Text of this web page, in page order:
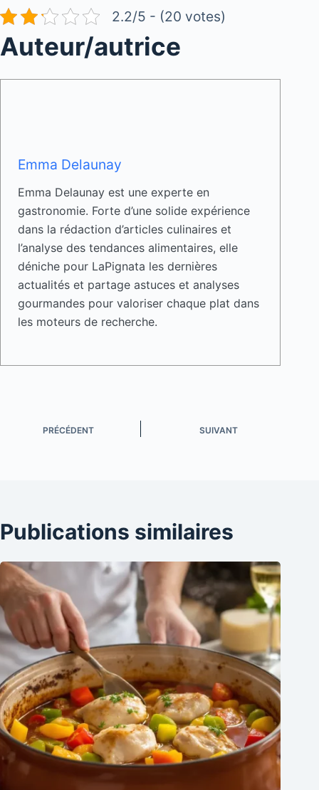
2.2/5 - (20 votes)
Auteur/autrice
Emma Delaunay
Emma Delaunay est une experte en
gastronomie. Forte d’une solide expérience
dans la rédaction d’articles culinaires et
l’analyse des tendances alimentaires, elle
déniche pour LaPignata les dernières
actualités et partage astuces et analyses
gourmandes pour valoriser chaque plat dans
les moteurs de recherche.
PRÉCÉDENT SUIVANT
Publications similaires